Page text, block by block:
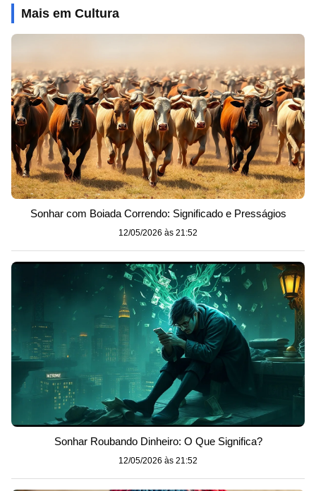
Mais em Cultura
Sonhar com Boiada Correndo: Significado e Presságios
12/05/2026 às 21:52
Sonhar Roubando Dinheiro: O Que Significa?
12/05/2026 às 21:52